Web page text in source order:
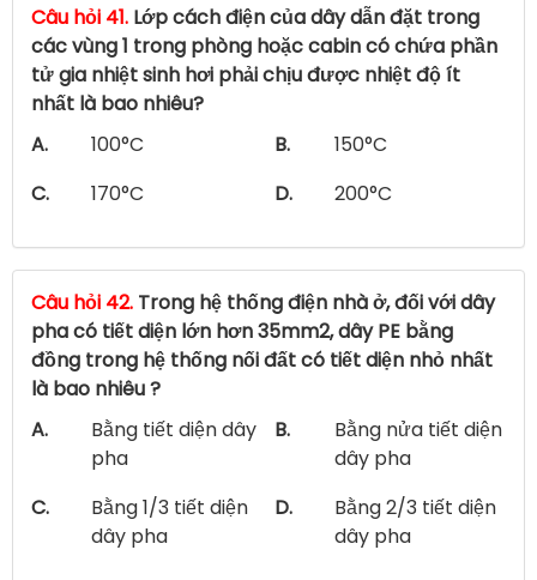
Câu hỏi 41. Lớp cách điện của dây dẫn đặt trong
các vùng 1 trong phòng hoặc cabin có chứa phần
tử gia nhiệt sinh hơi phải chịu được nhiệt độ ít
nhất là bao nhiêu?
A.
100°C B.
150°C
C.
170°C D. 200°C
Câu hỏi 42. Trong hệ thống điện nhà ở, đối với dây
pha có tiết diện lớn hơn 35mm2, dây PE bằng
đồng trong hệ thống nối đất có tiết diện nhỏ nhất
là bao nhiêu ?
A.
Bằng tiết diện dây
pha
B.
Bằng nửa tiết diện
dây pha
C.
Bằng 1/3 tiết diện
dây pha
D.
Bằng 2/3 tiết diện
dây pha